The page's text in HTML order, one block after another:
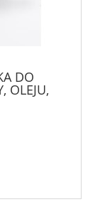
DO
OLEJU,